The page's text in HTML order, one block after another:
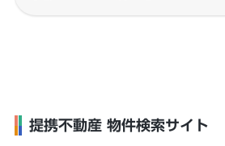
提携不動産 物件検索サイト